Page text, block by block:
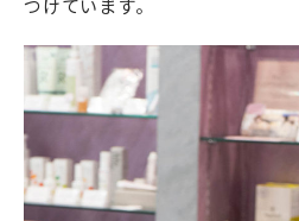
つけています。